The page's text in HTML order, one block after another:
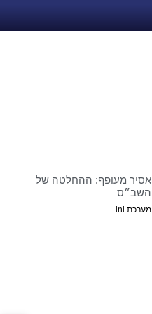
אסיר מעופף: ההחלטה של
השב״ס
מערכת ini